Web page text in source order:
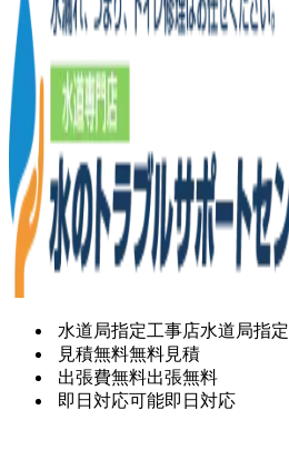
水道局指定工事店水道局指定
見積無料無料見積
出張費無料出張無料
即日対応可能即日対応